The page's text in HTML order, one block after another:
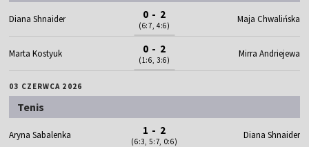
Diana Shnaider 0 - 2
(6:7, 4:6)
Maja Chwalińska
Marta Kostyuk 0 - 2
(1:6, 3:6)
Mirra Andriejewa
03 CZERWCA 2026
Tenis
Aryna Sabalenka 1 - 2
(6:3, 5:7, 0:6)
Diana Shnaider